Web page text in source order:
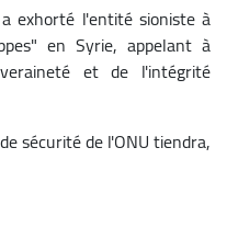
exhorté l'entité sioniste à
en Syrie, appelant à
et de l'intégrité
sécurité de l'ONU tiendra,